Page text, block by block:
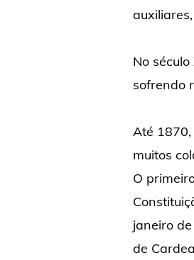
No
sofrendo
Até
muitos
O
janeiro
de